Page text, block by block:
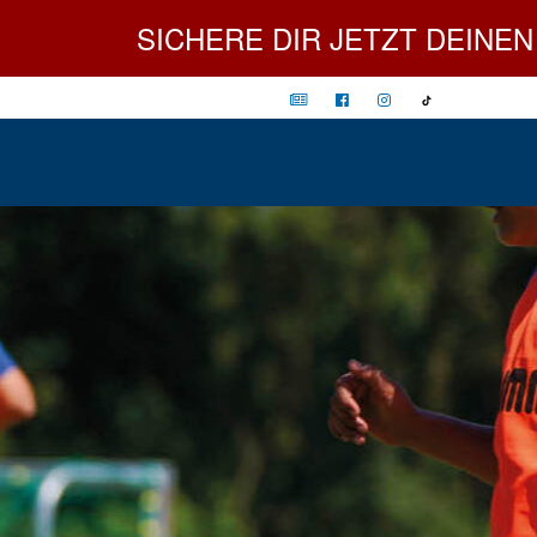
SICHERE DIR JETZT DEINEN